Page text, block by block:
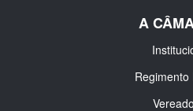
A
Regimento